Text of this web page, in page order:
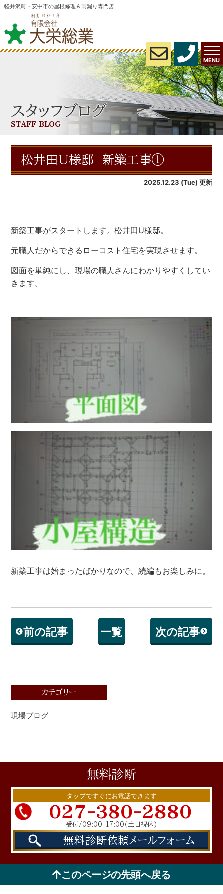
軽井沢町・安中市の屋根修理＆雨漏り専門店
MENU
スタッフブログ
STAFF BLOG
松井田U様邸 新築工事①
2025.12.23 (Tue) 更新
新築工事がスタートします。松井田U様邸。
元職人だからできるローコスト住宅を実現させます。
図面を単純にし、現場の職人さんにわかりやすくしてい
きます。
新築工事は始まったばかりなので、続編もお楽しみに。
前の記事 一覧 次の記事
カテゴリー
現場ブログ
無料診断
タップですぐにお電話できます
027-380-2880
受付/09:00-17:00 （土日祝休）
無料診断依頼 メールフォーム
このページの先頭へ戻る